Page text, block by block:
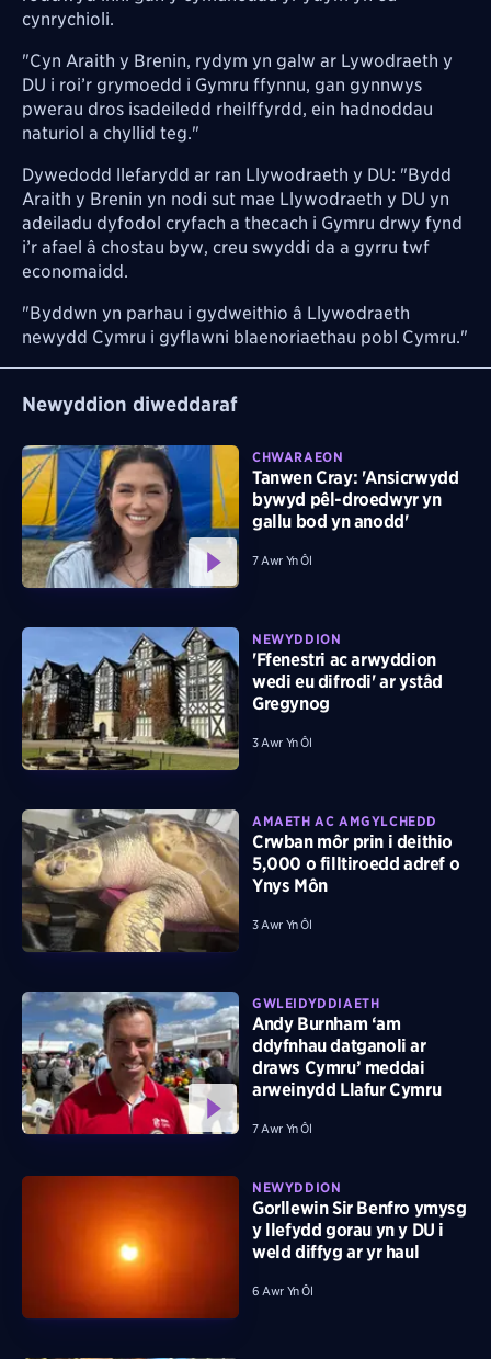
cynrychioli.
"Cyn Araith y Brenin, rydym yn galw ar Lywodraeth y
DU i roi’r grymoedd i Gymru ffynnu, gan gynnwys
pwerau dros isadeiledd rheilffyrdd, ein hadnoddau
naturiol a chyllid teg."
Dywedodd llefarydd ar ran Llywodraeth y DU: "Bydd
Araith y Brenin yn nodi sut mae Llywodraeth y DU yn
adeiladu dyfodol cryfach a thecach i Gymru drwy fynd
i’r afael â chostau byw, creu swyddi da a gyrru twf
economaidd.
"Byddwn yn parhau i gydweithio â Llywodraeth
newydd Cymru i gyflawni blaenoriaethau pobl Cymru."
Newyddion diweddaraf
CHWARAEON
Tanwen Cray: 'Ansicrwydd
bywyd pêl-droedwyr yn
gallu bod yn anodd'
7 Awr Yn Ôl
NEWYDDION
'Ffenestri ac arwyddion
wedi eu difrodi' ar ystâd
Gregynog
3 Awr Yn Ôl
AMAETH AC AMGYLCHEDD
Crwban môr prin i deithio
5,000 o filltiroedd adref o
Ynys Môn
3 Awr Yn Ôl
GWLEIDYDDIAETH
Andy Burnham ‘am
ddyfnhau datganoli ar
draws Cymru’ meddai
arweinydd Llafur Cymru
7 Awr Yn Ôl
NEWYDDION
Gorllewin Sir Benfro ymysg
y llefydd gorau yn y DU i
weld diffyg ar yr haul
6 Awr Yn Ôl